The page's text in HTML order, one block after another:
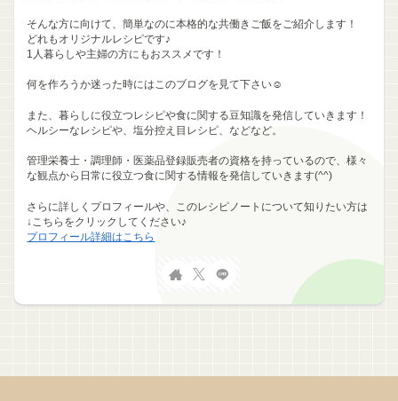
そんな方に向けて、簡単なのに本格的な共働きご飯をご紹介します！
どれもオリジナルレシピです♪
1人暮らしや主婦の方にもおススメです！
何を作ろうか迷った時にはこのブログを見て下さい☺
また、暮らしに役立つレシピや食に関する豆知識を発信していきます！
ヘルシーなレシピや、塩分控え目レシピ、などなど。
管理栄養士・調理師・医薬品登録販売者の資格を持っているので、様々
な観点から日常に役立つ食に関する情報を発信していきます(^^)
さらに詳しくプロフィールや、このレシピノートについて知りたい方は
↓こちらをクリックしてください♪
プロフィール詳細はこちら